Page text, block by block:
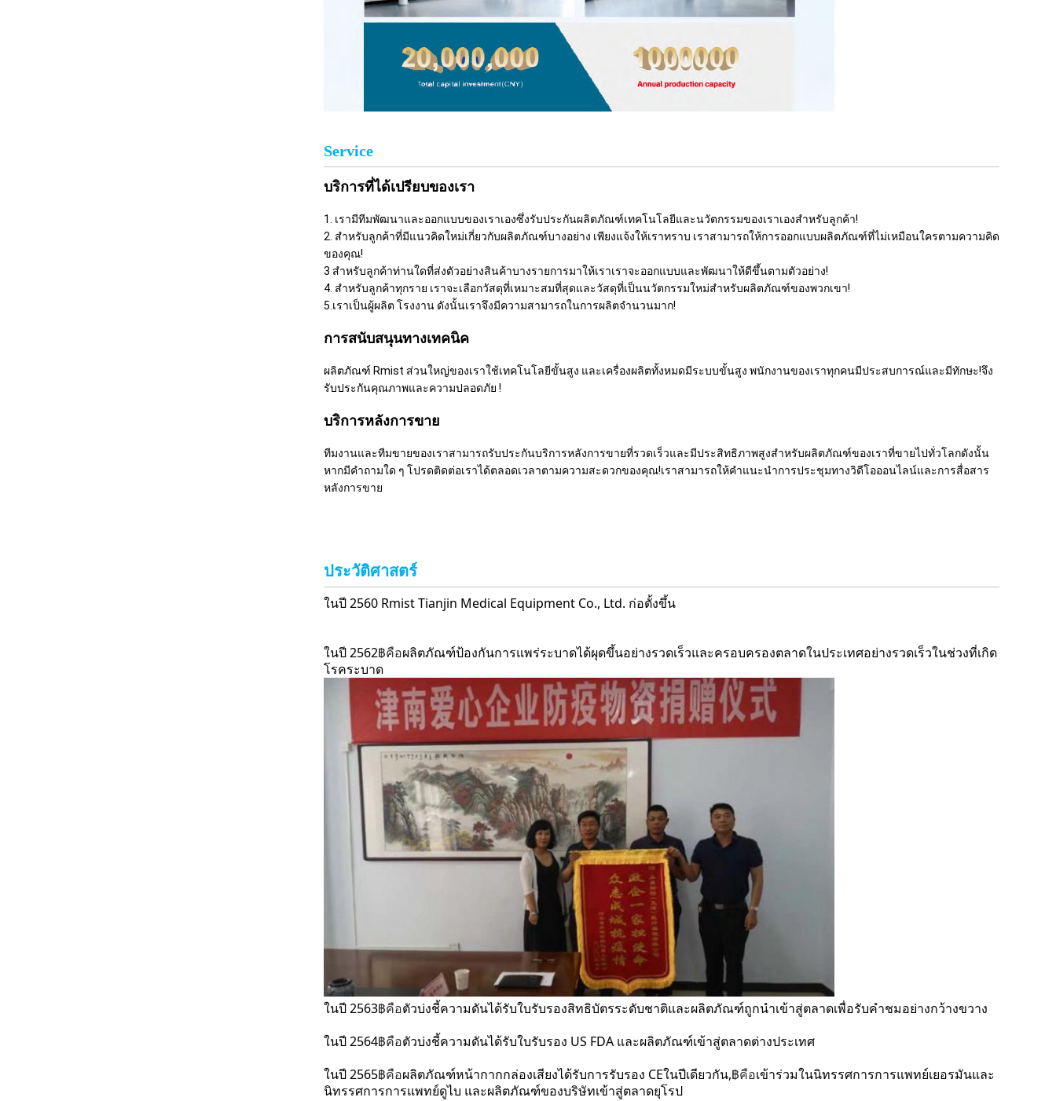
Service
บริการที่ได้เปรียบของเรา
1. เรามีทีมพัฒนาและออกแบบของเราเองซึ่งรับประกันผลิตภัณฑ์เทคโนโลยีและนวัตกรรมของเราเองสำหรับลูกค้า!
2. สำหรับลูกค้าที่มีแนวคิดใหม่เกี่ยวกับผลิตภัณฑ์บางอย่าง เพียงแจ้งให้เราทราบ เราสามารถให้การออกแบบผลิตภัณฑ์ที่ไม่เหมือนใครตามความคิด
ของคุณ!
3 สำหรับลูกค้าท่านใดที่ส่งตัวอย่างสินค้าบางรายการมาให้เราเราจะออกแบบและพัฒนาให้ดีขึ้นตามตัวอย่าง!
4. สำหรับลูกค้าทุกราย เราจะเลือกวัสดุที่เหมาะสมที่สุดและวัสดุที่เป็นนวัตกรรมใหม่สำหรับผลิตภัณฑ์ของพวกเขา!
5.เราเป็นผู้ผลิต โรงงาน ดังนั้นเราจึงมีความสามารถในการผลิตจำนวนมาก!
การสนับสนุนทางเทคนิค
ผลิตภัณฑ์ Rmist ส่วนใหญ่ของเราใช้เทคโนโลยีขั้นสูง และเครื่องผลิตทั้งหมดมีระบบขั้นสูง พนักงานของเราทุกคนมีประสบการณ์และมีทักษะ!จึง
รับประกันคุณภาพและความปลอดภัย !
บริการหลังการขาย
ทีมงานและทีมขายของเราสามารถรับประกันบริการหลังการขายที่รวดเร็วและมีประสิทธิภาพสูงสำหรับผลิตภัณฑ์ของเราที่ขายไปทั่วโลกดังนั้น
หากมีคำถามใด ๆ โปรดติดต่อเราได้ตลอดเวลาตามความสะดวกของคุณ!เราสามารถให้คำแนะนำการประชุมทางวิดีโอออนไลน์และการสื่อสาร
หลังการขาย
ประวัติศาสตร์
ในปี 2560 Rmist Tianjin Medical Equipment Co., Ltd. ก่อตั้งขึ้น
ในปี 2562฿คือผลิตภัณฑ์ป้องกันการแพร่ระบาดได้ผุดขึ้นอย่างรวดเร็วและครอบครองตลาดในประเทศอย่างรวดเร็วในช่วงที่เกิด
โรคระบาด
ในปี 2563฿คือตัวบ่งชี้ความดันได้รับใบรับรองสิทธิบัตรระดับชาติและผลิตภัณฑ์ถูกนำเข้าสู่ตลาดเพื่อรับคำชมอย่างกว้างขวาง
ในปี 2564฿คือตัวบ่งชี้ความดันได้รับใบรับรอง US FDA และผลิตภัณฑ์เข้าสู่ตลาดต่างประเทศ
ในปี 2565฿คือผลิตภัณฑ์หน้ากากกล่องเสียงได้รับการรับรอง CEในปีเดียวกัน,฿คือเข้าร่วมในนิทรรศการการแพทย์เยอรมันและ
นิทรรศการการแพทย์ดูไบ และผลิตภัณฑ์ของบริษัทเข้าสู่ตลาดยุโรป